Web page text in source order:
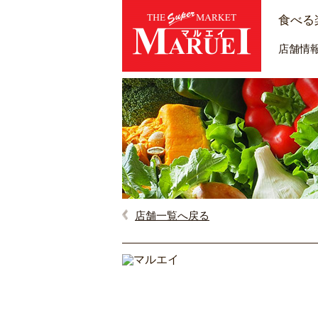
食べる
店舗情
店舗一覧へ戻る